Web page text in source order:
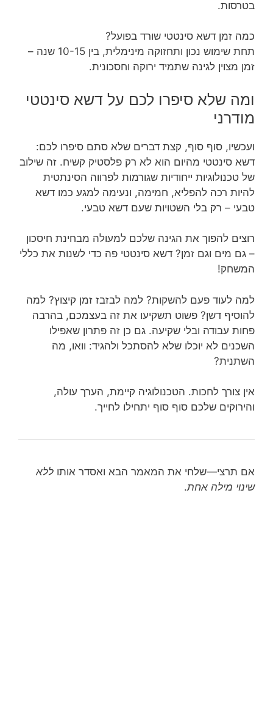
בטרסות.
כמה זמן דשא סינטטי שורד בפועל?
תחת שימוש נכון ותחזוקה מינימלית, בין 10-15 שנה –
זמן מצוין לגינה שתמיד ירוקה וחסכונית.
ומה שלא סיפרו לכם על דשא סינטטי
מודרני
ועכשיו, סוף סוף, קצת דברים שלא סתם סיפרו לכם:
דשא סינטטי מהיום הוא לא רק פלסטיק קשיח. זה שילוב
של טכנולוגיות ייחודיות שגורמות לפרווה הסינתטית
להיות רכה להפליא, חמימה, ונעימה למגע כמו דשא
טבעי – רק בלי השטויות שעם דשא טבעי.
רוצים להפוך את הגינה שלכם למעולה מבחינת חיסכון
– גם מים וגם זמן? דשא סינטטי פה כדי לשנות את כללי
המשחק!
למה לעוד פעם להשקות? למה לבזבז זמן קיצוץ? למה
להוסיף דשן? פשוט תשקיעו את זה בעצמכם, בהרבה
פחות עבודה ובלי שקיעה. גם כן זה פתרון שאפילו
השכנים לא יוכלו שלא להסתכל ולהגיד: וואו, מה
השתנית?
אין צורך לחכות. הטכנולוגיה קיימת, הערך עולה,
והירוקים שלכם סוף סוף יתחילו לחייך.
אם תרצי—שלחי את המאמר הבא ואסדר אותו ללא
שינוי מילה אחת.